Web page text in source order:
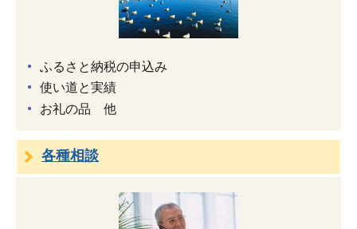
ふるさと納税の申込み
使い道と実績
お礼の品 他
各種相談